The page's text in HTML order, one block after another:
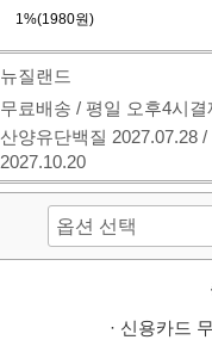
1%(1980원)
뉴질랜드
무료배송 / 평일 오후4시
산양유단백질 2027.07.28
2027.10.20
· 신용카드